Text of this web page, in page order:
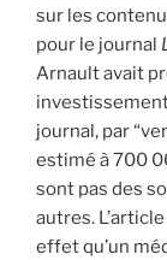
sur les
pour le journal
Arnault avait
journal, par
estimé à 700
sont pas des
autres.
effet qu’un